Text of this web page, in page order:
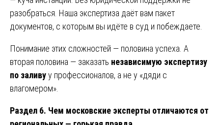
разобраться. Наша экспертиза даёт вам пакет
документов, с которым вы идёте в суд и побеждаете.
Понимание этих сложностей — половина успеха. А
вторая половина — заказать независимую экспертизу
по заливуу профессионалов, а не у «дяди с
влагомером».
Раздел 6. Чем московские эксперты отличаются от